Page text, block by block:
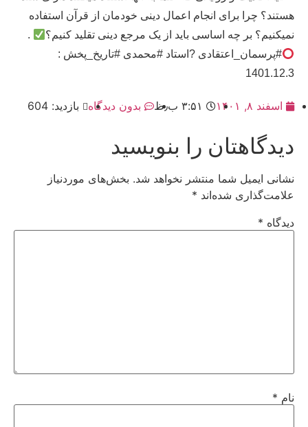
هستند؟ چرا برای انجام اعمال دینی خودمان از قرآن استفاده
نمیکنیم؟ بر چه اساسی باید از یک مرجع دینی تقلید کنیم؟
.
#پرسمان_اعتقادی ?استاد #محمدی #تاریخ_پخش :
1401.12.3
اسفند ۸, ۱۴۰۱ ۳:۵۱ ب٫ظ بدون دیدگاه بازدید: 604
دیدگاهتان را بنویسید
نشانی ایمیل شما منتشر نخواهد شد. بخش‌های موردنیاز
علامت‌گذاری شده‌اند *
دیدگاه *
نام *